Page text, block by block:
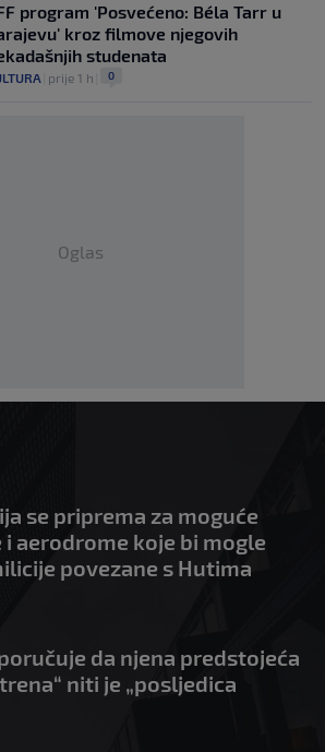
program 'Posvećeno: Béla Tarr u
kroz filmove njegovih
studenata
prije 1 h 0
Oglas
se priprema za moguće
i aerodrome koje bi mogle
povezane s Hutima
da njena predstojeća
niti je „posljedica